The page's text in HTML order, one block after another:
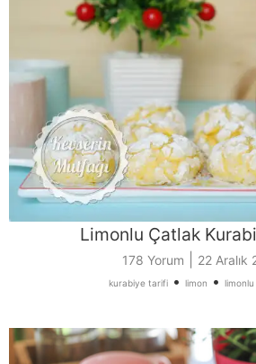
Limonlu Çatlak
178 Yorum 22 Aralık
kurabiye tarifi • limon •